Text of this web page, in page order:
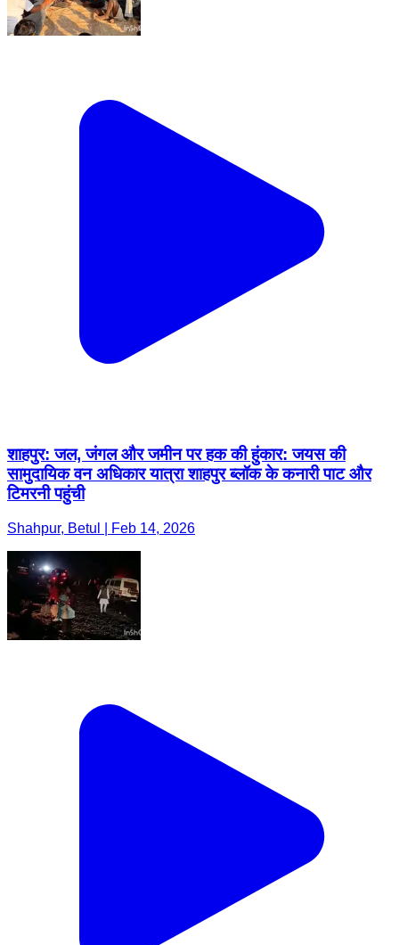
शाहपुर: जल, जंगल और जमीन पर हक की हुंकार: जयस की
सामुदायिक वन अधिकार यात्रा शाहपुर ब्लॉक के कनारी पाट और
टिमरनी पहुंची
Shahpur, Betul | Feb 14, 2026